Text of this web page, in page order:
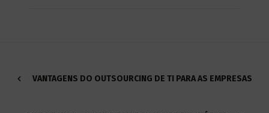
VANTAGENS DO OUTSOURCING DE TI PARA AS EMPRESAS